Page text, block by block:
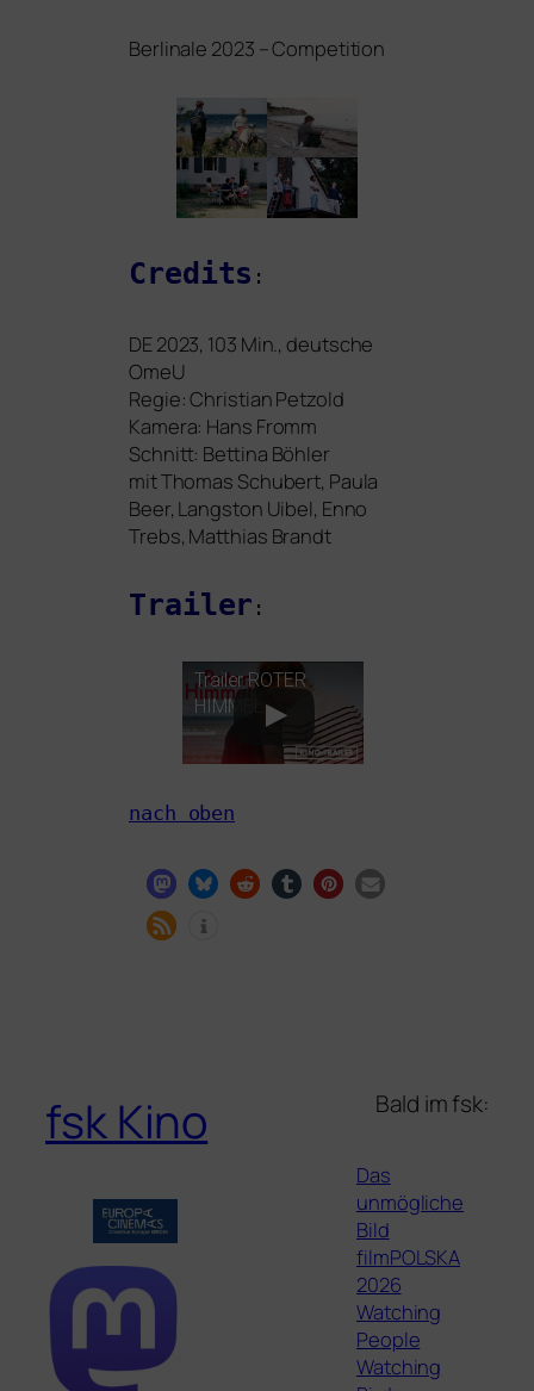
Berlinale 2023 – Competition
Credits :
DE2023, 103 Min., deut­sche
OmeU
Regie: Christian Petzold
Kamera: Hans Fromm
Schnitt: Bettina Böhler
mit Thomas Schubert, Paula
Beer, Langston Uibel, Enno
Trebs, Matthias Brandt
Trailer :
TrailerROTER
HIMMEL
nach oben
fsk Kino Bald im fsk:
Das
unmögliche
Bild
filmPOLSKA
2026
Watching
People
Watching